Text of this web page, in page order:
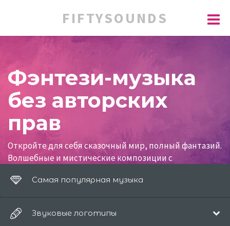
FIFTYSOUNDS
Фэнтези-музыка
без авторских
прав
Откройте для себя сказочный мир, полный фантазий.
Волшебные и мистические композиции с
идеально подходящие для рекламных роликов и
рекламы.
Самая популярная музыка
Звуковые логотипы